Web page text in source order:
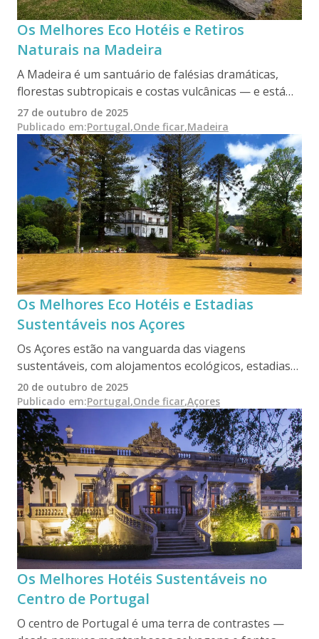
Os Melhores Eco Hotéis e Retiros
Naturais na Madeira
A Madeira é um santuário de falésias dramáticas,
florestas subtropicais e costas vulcânicas — e está
rapidamente a tornar-se líder em turismo
sustentável. Desde alojamentos ecológicos
adjacentes à Laurisilva a hotéis boutique com vista
para o mar e design de impacto zero, esta ilha
paradisíaca oferece aos viajantes conscientes uma
combinação única de conforto, conservação e beleza
selvagem.
27 de outubro de 2025
Publicado em:Portugal,Onde ficar,Madeira
Os Melhores Eco Hotéis e Estadias
Sustentáveis nos Açores
Os Açores estão na vanguarda das viagens
sustentáveis, com alojamentos ecológicos, estadias
em quintas biológicas e pensões alimentadas por
energia geotérmica, situadas entre picos vulcânicos e
lagos esmeralda. Desde passeios para observação de
baleias a hotéis com certificação Biosfera, este
remoto arquipélago atlântico oferece aos amantes
da natureza a oportunidade de explorar um dos
ambientes mais intocados da Europa — de forma
responsável e regenerativa.
20 de outubro de 2025
Publicado em:Portugal,Onde ficar,Açores
Os Melhores Hotéis Sustentáveis no
Centro de Portugal
O centro de Portugal é uma terra de contrastes —